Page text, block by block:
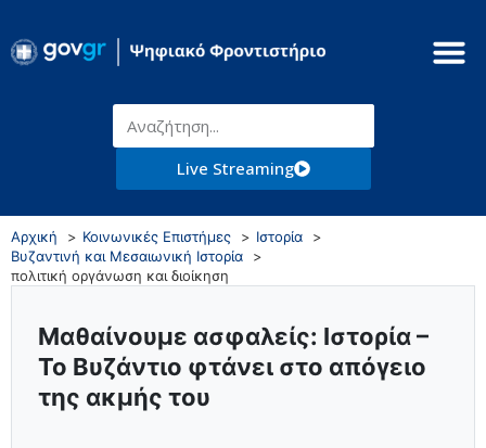
Live Streaming
Αρχική Κοινωνικές Επιστήμες
Ιστορία
Βυζαντινή και Μεσαιωνική Ιστορία
πολιτική οργάνωση και διοίκηση
Μαθαίνουμε ασφαλείς: Ιστορία –
Το Βυζάντιο φτάνει στο απόγειο
της ακμής του